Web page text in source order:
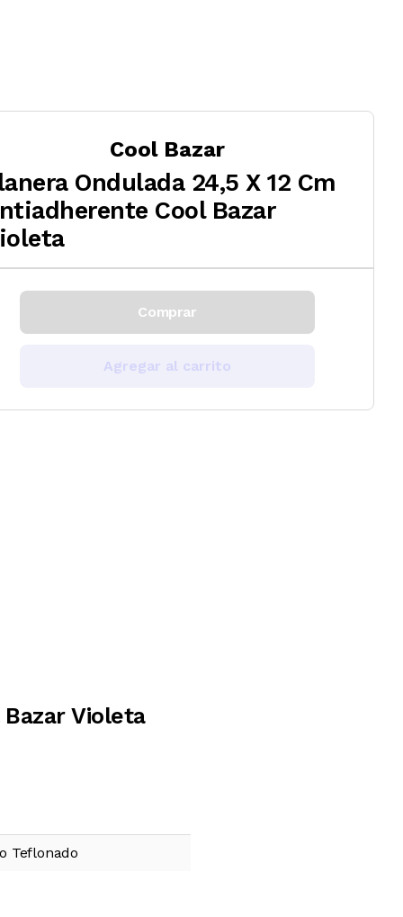
Cool Bazar
Ondulada 24,5 X 12 Cm
Cool Bazar
Comprar
Agregar al carrito
Violeta
Teflonado